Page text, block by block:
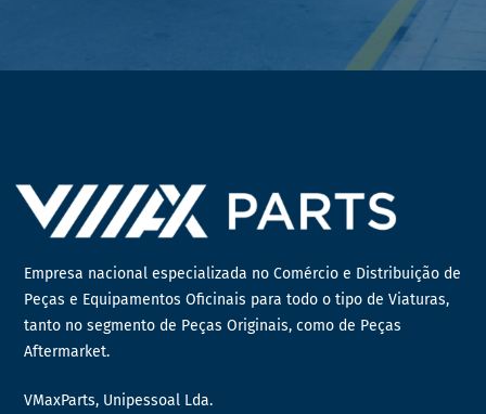
Empresa nacional especializada no Comércio e Distribuição de
Peças e Equipamentos Oficinais para todo o tipo de Viaturas,
tanto no segmento de Peças Originais, como de Peças
Aftermarket.
VMaxParts, Unipessoal Lda.